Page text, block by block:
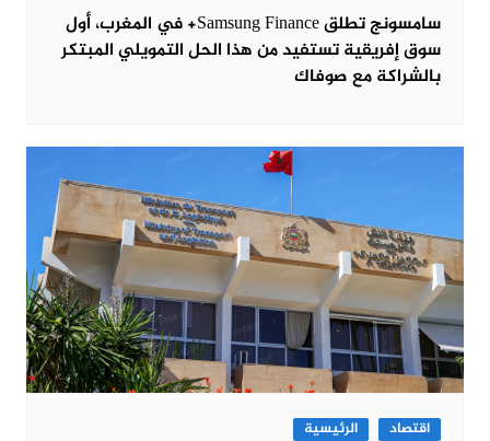
سامسونج تطلق Samsung Finance+ في المغرب، أول
سوق إفريقية تستفيد من هذا الحل التمويلي المبتكر
بالشراكة مع صوفاك
اقتصاد الرئيسية